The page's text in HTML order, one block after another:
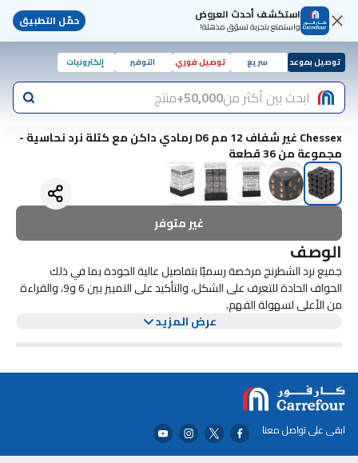
استكشف أحدث العروض
واستمتع بتجربة تسوّق مذهلة! حمّل التطبيق
توصيل بموعد سريع توصيل فوري التوفير إلكترونيات
ابحث بين أكثر من50,000+ منتج
Chessex غير شفاف 12 مم D6 رمادي داكن مع كتلة نرد نحاسية -
مجموعة من 36 قطعة
غير متوفر
الوصف
جميع نرد الشطرنج مرخصة رسميًا بتفاصيل عالية الجودة بما في ذلك
الحواف الحادة للتعرف على الشكل، والتأكيد على التمييز بين 6 و9، والقراءة
من الأعلى لسهولة الفهم.
عرض المزيد
ابقى على تواصل معنا